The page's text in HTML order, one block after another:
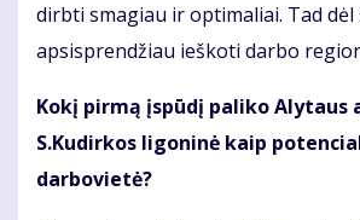
dirbti smagiau ir optimaliai. Tad
apsisprendžiau ieškoti darbo
Kokį pirmą įspūdį paliko Alytaus
S.Kudirkos ligoninė kaip
darbovietė?